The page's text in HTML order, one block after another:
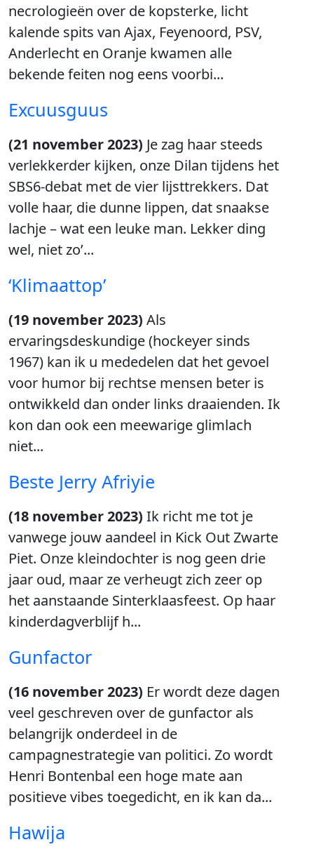
necrologieën over de kopsterke, licht
kalende spits van Ajax, Feyenoord, PSV,
Anderlecht en Oranje kwamen alle
bekende feiten nog eens voorbi...
Excuusguus
(21 november 2023) Je zag haar steeds
verlekkerder kijken, onze Dilan tijdens het
SBS6-debat met de vier lijsttrekkers. Dat
volle haar, die dunne lippen, dat snaakse
lachje – wat een leuke man. Lekker ding
wel, niet zo’...
‘Klimaattop’
(19 november 2023) Als
ervaringsdeskundige (hockeyer sinds
1967) kan ik u mededelen dat het gevoel
voor humor bij rechtse mensen beter is
ontwikkeld dan onder links draaienden. Ik
kon dan ook een meewarige glimlach
niet...
Beste Jerry Afriyie
(18 november 2023) Ik richt me tot je
vanwege jouw aandeel in Kick Out Zwarte
Piet. Onze kleindochter is nog geen drie
jaar oud, maar ze verheugt zich zeer op
het aanstaande Sinterklaasfeest. Op haar
kinderdagverblijf h...
Gunfactor
(16 november 2023) Er wordt deze dagen
veel geschreven over de gunfactor als
belangrijk onderdeel in de
campagnestrategie van politici. Zo wordt
Henri Bontenbal een hoge mate aan
positieve vibes toegedicht, en ik kan da...
Hawija